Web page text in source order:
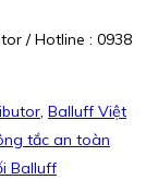
/ Hotline : 0938
, Balluff Việt
tắc an toàn
Balluff